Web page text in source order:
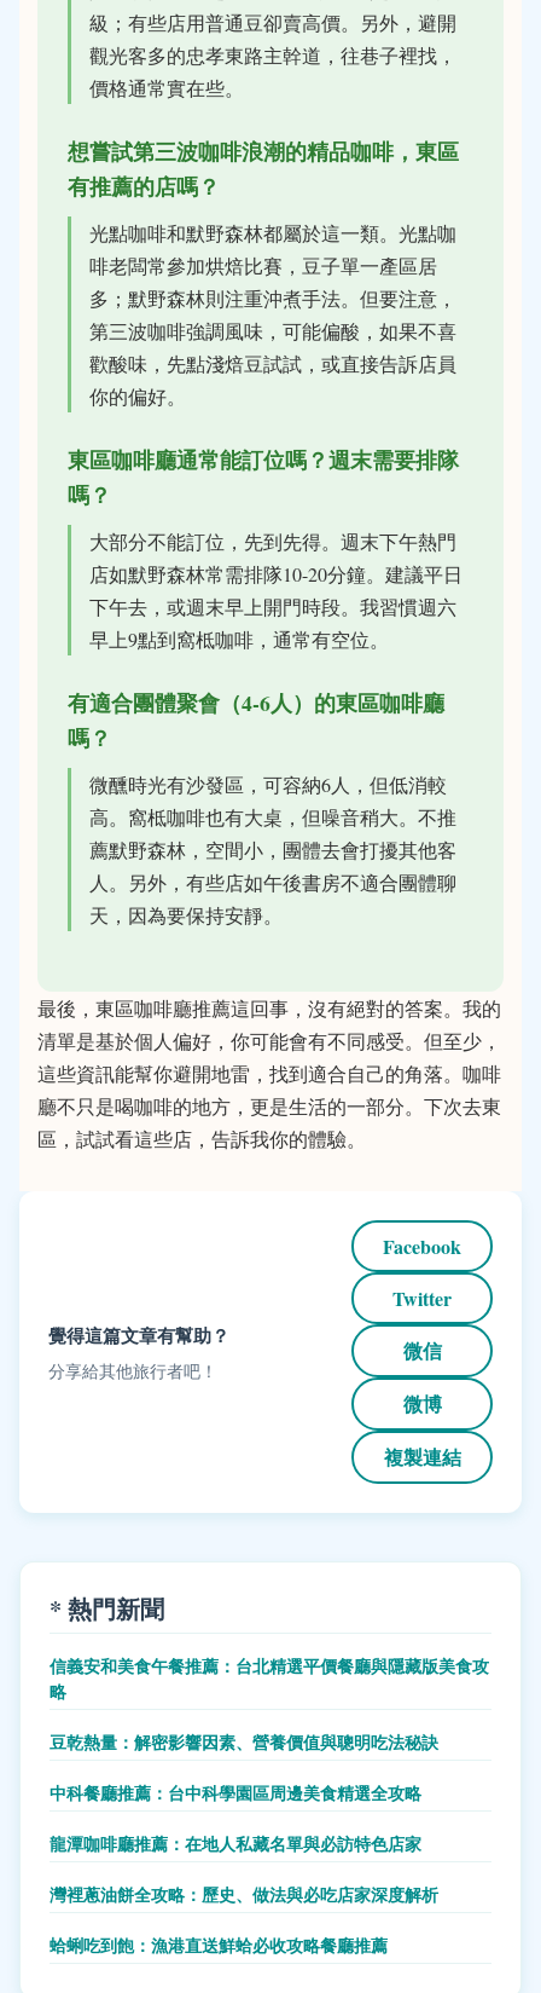
級；有些店用普通豆卻賣高價。另外，避開
觀光客多的忠孝東路主幹道，往巷子裡找，
價格通常實在些。
想嘗試第三波咖啡浪潮的精品咖啡，東區
有推薦的店嗎？
光點咖啡和默野森林都屬於這一類。光點咖
啡老闆常參加烘焙比賽，豆子單一產區居
多；默野森林則注重沖煮手法。但要注意，
第三波咖啡強調風味，可能偏酸，如果不喜
歡酸味，先點淺焙豆試試，或直接告訴店員
你的偏好。
東區咖啡廳通常能訂位嗎？週末需要排隊
嗎？
大部分不能訂位，先到先得。週末下午熱門
店如默野森林常需排隊10-20分鐘。建議平日
下午去，或週末早上開門時段。我習慣週六
早上9點到窩柢咖啡，通常有空位。
有適合團體聚會（4-6人）的東區咖啡廳
嗎？
微醺時光有沙發區，可容納6人，但低消較
高。窩柢咖啡也有大桌，但噪音稍大。不推
薦默野森林，空間小，團體去會打擾其他客
人。另外，有些店如午後書房不適合團體聊
天，因為要保持安靜。
最後，東區咖啡廳推薦這回事，沒有絕對的答案。我的
清單是基於個人偏好，你可能會有不同感受。但至少，
這些資訊能幫你避開地雷，找到適合自己的角落。咖啡
廳不只是喝咖啡的地方，更是生活的一部分。下次去東
區，試試看這些店，告訴我你的體驗。
覺得這篇文章有幫助？
分享給其他旅行者吧！
Facebook
Twitter
微信
微博
複製連結
* 熱門新聞
信義安和美食午餐推薦：台北精選平價餐廳與隱藏版美食攻
略
豆乾熱量：解密影響因素、營養價值與聰明吃法秘訣
中科餐廳推薦：台中科學園區周邊美食精選全攻略
龍潭咖啡廳推薦：在地人私藏名單與必訪特色店家
灣裡蔥油餅全攻略：歷史、做法與必吃店家深度解析
蛤蜊吃到飽：漁港直送鮮蛤必收攻略餐廳推薦